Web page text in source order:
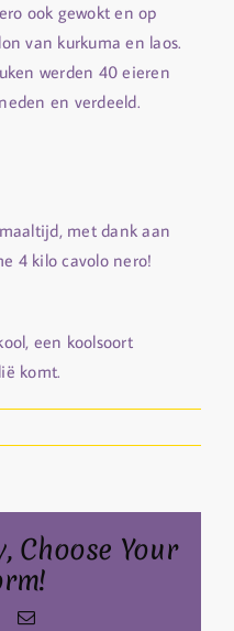
ook gewokt en op
van kurkuma en laos.
werden 40 eieren
en verdeeld.
met dank aan
4 kilo cavolo nero!
een koolsoort
komt.
Choose Your
WhatsApp
Email